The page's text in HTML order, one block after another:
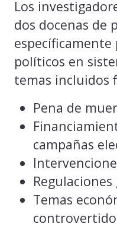
Los
dos docenas de
específicamente
políticos en
temas incluidos
Pena de
campañas
Temas